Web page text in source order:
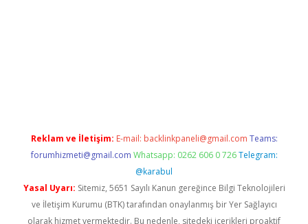
Reklam ve İletişim: E-mail: backlinkpaneli@gmail.com Teams:
forumhizmeti@gmail.com Whatsapp: 0262 606 0 726 Telegram:
@karabul
Yasal Uyarı: Sitemiz, 5651 Sayılı Kanun gereğince Bilgi Teknolojileri
ve İletişim Kurumu (BTK) tarafından onaylanmış bir Yer Sağlayıcı
olarak hizmet vermektedir. Bu nedenle, sitedeki içerikleri proaktif